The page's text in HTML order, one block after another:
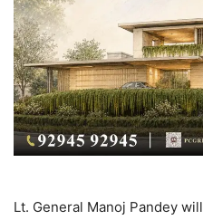
Lt. General Manoj Pandey